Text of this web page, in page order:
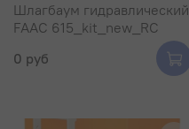
Шлагбаум гидравлический
FAAC 615_kit_new_RC
0 руб